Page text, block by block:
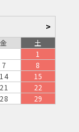
>
金
土
1
7
8
14
15
21
22
28
29